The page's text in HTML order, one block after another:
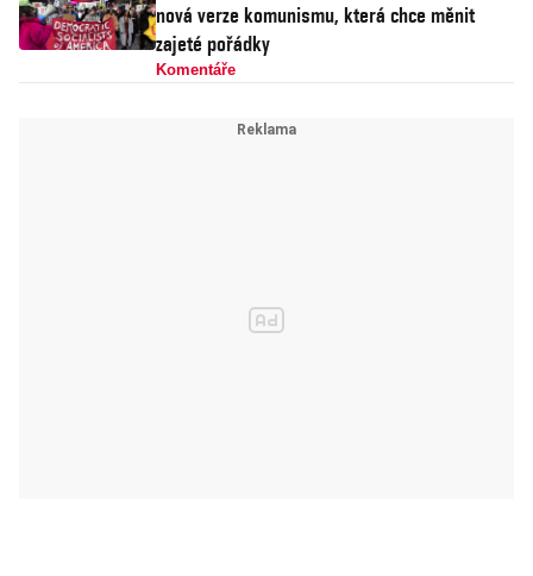
nová verze komunismu, která chce měnit
zajeté pořádky
Komentáře